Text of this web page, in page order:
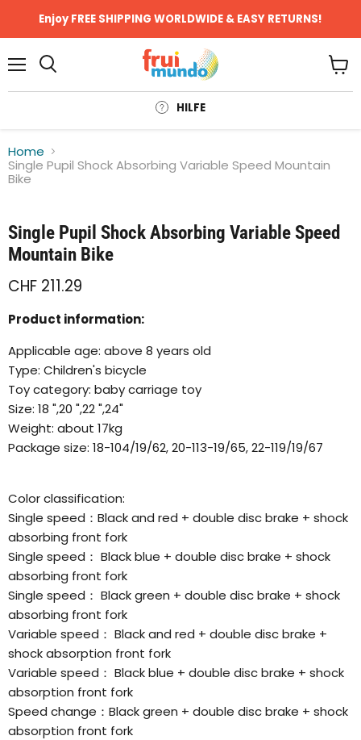
Enjoy FREE SHIPPING WORLDWIDE & EASY RETURNS!
HILFE
Home
Single Pupil Shock Absorbing Variable Speed Mountain
Bike
Single Pupil Shock Absorbing Variable Speed
Mountain Bike
CHF 211.29
Product information:
Applicable age: above 8 years old
Type: Children's bicycle
Toy category: baby carriage toy
Size: 18 ",20 ",22 ",24"
Weight: about 17kg
Package size: 18-104/19/62, 20-113-19/65, 22-119/19/67
Color classification:
Single speed：Black and red + double disc brake + shock
absorbing front fork
Single speed： Black blue + double disc brake + shock
absorbing front fork
Single speed： Black green + double disc brake + shock
absorbing front fork
Variable speed： Black and red + double disc brake +
shock absorption front fork
Variable speed： Black blue + double disc brake + shock
absorption front fork
Speed change：Black green + double disc brake + shock
absorption front fork